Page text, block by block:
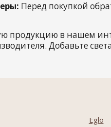
Перед покупкой
продукцию в нашем
Добавьте
Eglo